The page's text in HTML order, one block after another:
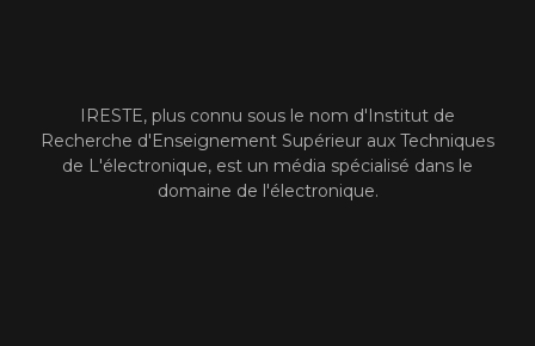
IRESTE, plus connu sous le nom d'Institut de
Recherche d'Enseignement Supérieur aux Techniques
de L'électronique, est un média spécialisé dans le
domaine de l'électronique.